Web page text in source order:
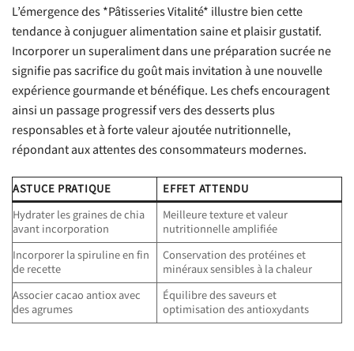
L’émergence des *Pâtisseries Vitalité* illustre bien cette
tendance à conjuguer alimentation saine et plaisir gustatif.
Incorporer un superaliment dans une préparation sucrée ne
signifie pas sacrifice du goût mais invitation à une nouvelle
expérience gourmande et bénéfique. Les chefs encouragent
ainsi un passage progressif vers des desserts plus
responsables et à forte valeur ajoutée nutritionnelle,
répondant aux attentes des consommateurs modernes.
ASTUCE PRATIQUE
EFFET ATTENDU
Hydrater les graines de chia
avant incorporation
Meilleure texture et valeur
nutritionnelle amplifiée
Incorporer la spiruline en fin
de recette
Conservation des protéines et
minéraux sensibles à la chaleur
Associer cacao antiox avec
des agrumes
Équilibre des saveurs et
optimisation des antioxydants